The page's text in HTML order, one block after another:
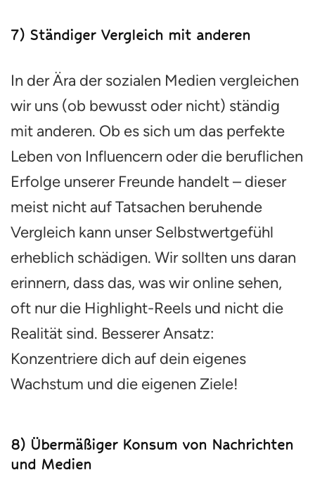
7) Ständiger Vergleich mit anderen
In der Ära der sozialen Medien vergleichen
wir uns (ob bewusst oder nicht) ständig
mit anderen. Ob es sich um das perfekte
Leben von Influencern oder die beruflichen
Erfolge unserer Freunde handelt – dieser
meist nicht auf Tatsachen beruhende
Vergleich kann unser Selbstwertgefühl
erheblich schädigen. Wir sollten uns daran
erinnern, dass das, was wir online sehen,
oft nur die Highlight-Reels und nicht die
Realität sind. Besserer Ansatz:
Konzentriere dich auf dein eigenes
Wachstum und die eigenen Ziele!
8) Übermäßiger Konsum von Nachrichten
und Medien